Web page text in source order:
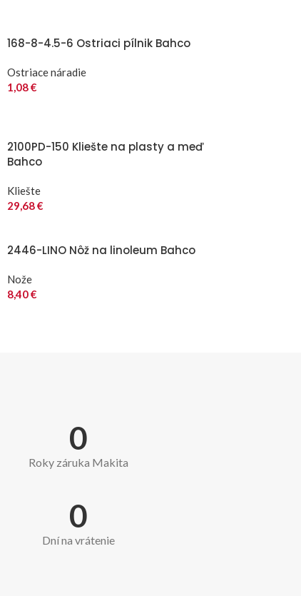
168-8-4.5-6 Ostriaci pílnik Bahco
Ostriace náradie
1,08€
2100PD-150 Kliešte na plasty a meď
Bahco
Kliešte
29,68€
2446-LINO Nôž na linoleum Bahco
Nože
8,40€
0
Roky záruka Makita
0
Dní na vrátenie